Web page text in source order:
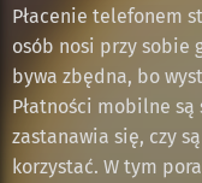
Płacenie telefonem
osób nosi przy sobie
bywa zbędna, bo
Płatności mobilne
zastanawia się, czy
korzystać. W tym